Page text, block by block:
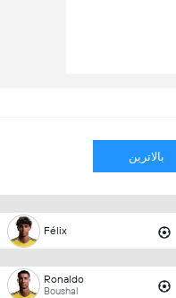
بالاترین
Félix
Ronaldo
Boushal